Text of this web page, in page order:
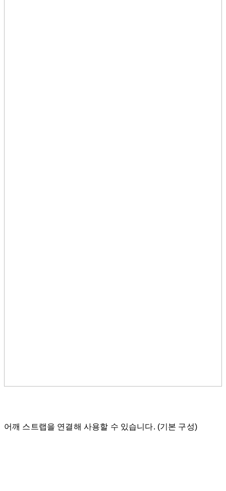
어깨 스트랩을 연결해 사용할 수 있습니다. (기본 구성)